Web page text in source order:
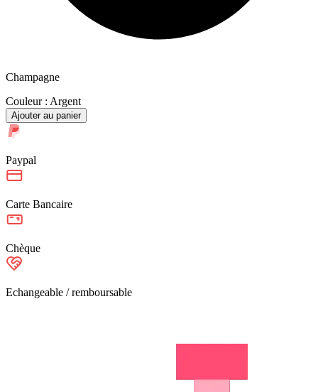
Champagne
Couleur : Argent
Ajouter au panier
Paypal
Carte Bancaire
Chèque
Echangeable / remboursable